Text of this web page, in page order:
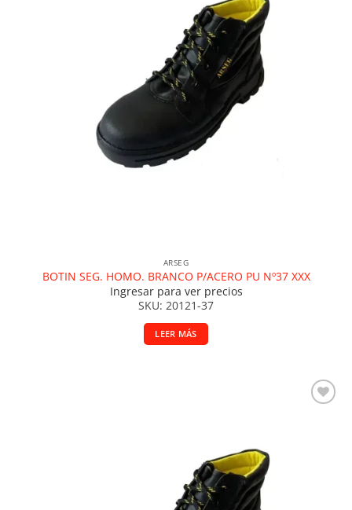
ARSEG
BOTIN SEG. HOMO. BRANCO P/ACERO PU Nº37 XXX
Ingresar para ver precios
SKU: 20121-37
LEER MÁS